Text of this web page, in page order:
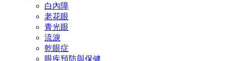
白內障
老花眼
青光眼
流淚
乾眼症
眼疾預防與保健